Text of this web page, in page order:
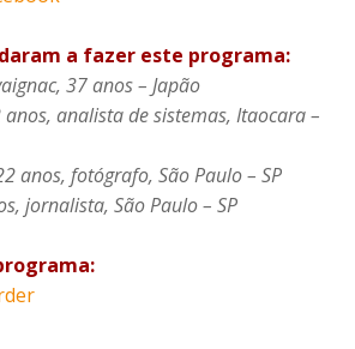
a fazer este programa:
37 anos – Japão
anos, analista de sistemas, Itaocara –
anos, fotógrafo, São Paulo – SP
jornalista, São Paulo – SP